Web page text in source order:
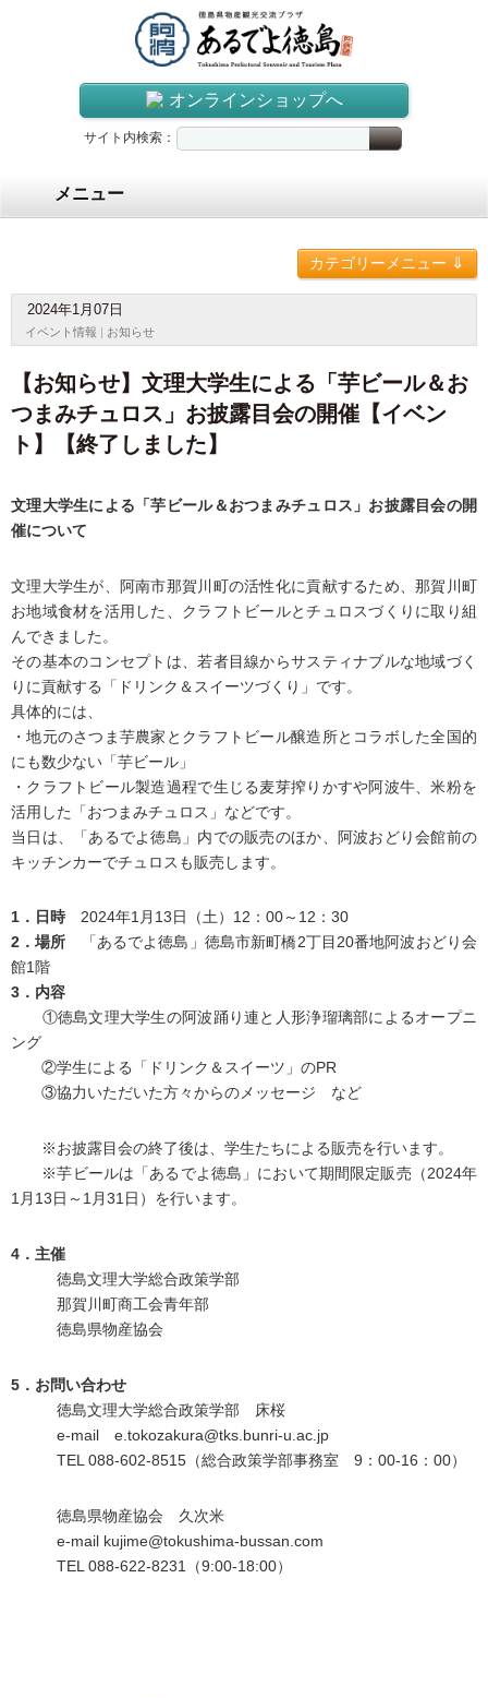
オンラインショップへ
サイト内検索：
メニュー
カテゴリーメニュー⇓
2024年1月07日
イベント情報 | お知らせ
【お知らせ】文理大学生による「芋ビール＆お
つまみチュロス」お披露目会の開催【イベン
ト】【終了しました】
文理大学生による「芋ビール＆おつまみチュロス」お披露目会の開
催について
文理大学生が、阿南市那賀川町の活性化に貢献するため、那賀川町
お地域食材を活用した、クラフトビールとチュロスづくりに取り組
んできました。
その基本のコンセプトは、若者目線からサスティナブルな地域づく
りに貢献する「ドリンク＆スイーツづくり」です。
具体的には、
・地元のさつま芋農家とクラフトビール醸造所とコラボした全国的
にも数少ない「芋ビール」
・クラフトビール製造過程で生じる麦芽搾りかすや阿波牛、米粉を
活用した「おつまみチュロス」などです。
当日は、「あるでよ徳島」内での販売のほか、阿波おどり会館前の
キッチンカーでチュロスも販売します。
1．日時 2024年1月13日（土）12：00～12：30
2．場所 「あるでよ徳島」徳島市新町橋2丁目20番地阿波おどり会
館1階
3．内容
①徳島文理大学生の阿波踊り連と人形浄瑠璃部によるオープニ
ング
②学生による「ドリンク＆スイーツ」のPR
③協力いただいた方々からのメッセージ など
※お披露目会の終了後は、学生たちによる販売を行います。
※芋ビールは「あるでよ徳島」において期間限定販売（2024年
1月13日～1月31日）を行います。
4．主催
徳島文理大学総合政策学部
那賀川町商工会青年部
徳島県物産協会
5．お問い合わせ
徳島文理大学総合政策学部 床桜
e-mail e.tokozakura@tks.bunri-u.ac.jp
TEL 088-602-8515（総合政策学部事務室 9：00-16：00）
徳島県物産協会 久次米
e-mail kujime@tokushima-bussan.com
TEL 088-622-8231（9:00-18:00）